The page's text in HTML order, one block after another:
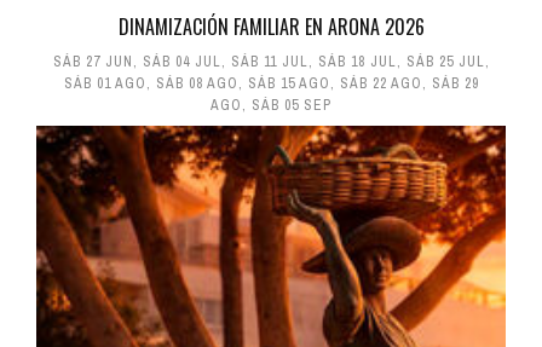
DINAMIZACIÓN FAMILIAR EN ARONA 2026
SÁB 27 JUN, SÁB 04 JUL, SÁB 11 JUL, SÁB 18 JUL, SÁB 25 JUL,
SÁB 01 AGO, SÁB 08 AGO, SÁB 15 AGO, SÁB 22 AGO, SÁB 29
AGO, SÁB 05 SEP